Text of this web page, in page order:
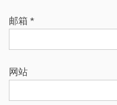
邮箱 *
网站